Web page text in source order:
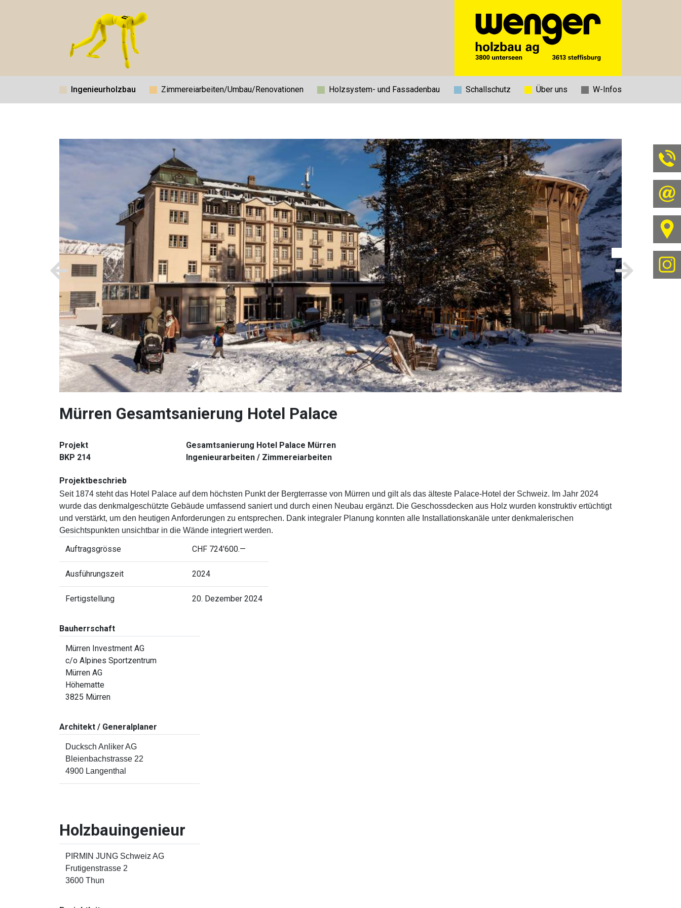
Ingenieurholzbau Zimmereiarbeiten/Umbau/Renovationen Holzsystem- und Fassadenbau Schallschutz Über uns W-Infos
Mürren Gesamtsanierung Hotel Palace
Projekt
Gesamtsanierung Hotel Palace Mürren
BKP 214
Ingenieurarbeiten / Zimmereiarbeiten
Projektbeschrieb
Seit 1874 steht das Hotel Palace auf dem höchsten Punkt der Bergterrasse von Mürren und gilt als das älteste Palace-Hotel der Schweiz. Im Jahr 2024
wurde das denkmalgeschützte Gebäude umfassend saniert und durch einen Neubau ergänzt. Die Geschossdecken aus Holz wurden konstruktiv ertüchtigt
und verstärkt, um den heutigen Anforderungen zu entsprechen. Dank integraler Planung konnten alle Installationskanäle unter denkmalerischen
Gesichtspunkten unsichtbar in die Wände integriert werden.
Auftragsgrösse CHF 724'600.—
Ausführungszeit 2024
Fertigstellung 20. Dezember 2024
Bauherrschaft
Mürren Investment AG
c/o Alpines Sportzentrum
Mürren AG
Höhematte
3825 Mürren
Architekt / Generalplaner
Ducksch Anliker AG
Bleienbachstrasse 22
4900 Langenthal
Holzbauingenieur
PIRMIN JUNG Schweiz AG
Frutigenstrasse 2
3600 Thun